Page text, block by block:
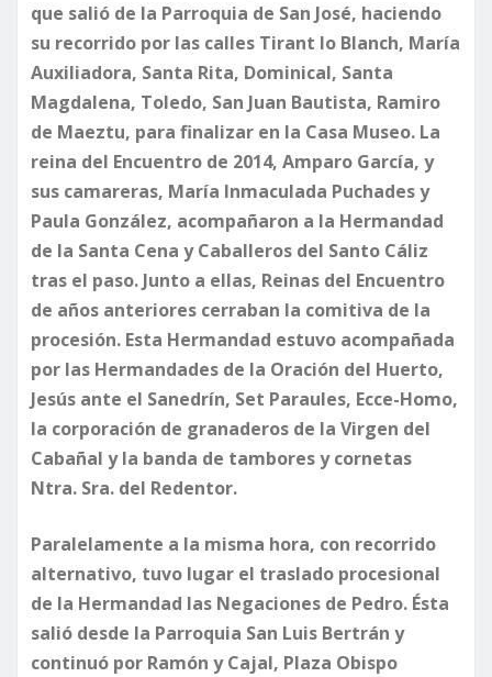
que salió de la Parroquia de San José, haciendo
su recorrido por las calles Tirant lo Blanch, María
Auxiliadora, Santa Rita, Dominical, Santa
Magdalena, Toledo, San Juan Bautista, Ramiro
de Maeztu, para finalizar en la Casa Museo. La
reina del Encuentro de 2014, Amparo García, y
sus camareras, María Inmaculada Puchades y
Paula González, acompañaron a la Hermandad
de la Santa Cena y Caballeros del Santo Cáliz
tras el paso. Junto a ellas, Reinas del Encuentro
de años anteriores cerraban la comitiva de la
procesión. Esta Hermandad estuvo acompañada
por las Hermandades de la Oración del Huerto,
Jesús ante el Sanedrín, Set Paraules, Ecce-Homo,
la corporación de granaderos de la Virgen del
Cabañal y la banda de tambores y cornetas
Ntra. Sra. del Redentor.
​Paralelamente a la misma hora, con recorrido
alternativo, tuvo lugar el traslado procesional
de la Hermandad las Negaciones de Pedro. Ésta
salió desde la Parroquia San Luis Bertrán y
continuó por Ramón y Cajal, Plaza Obispo